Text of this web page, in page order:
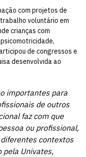
com projetos de
voluntário em
crianças com
de congressos e
desenvolvida ao
importantes para
de outros
faz com que
ou profissional,
contextos
pela Univates,